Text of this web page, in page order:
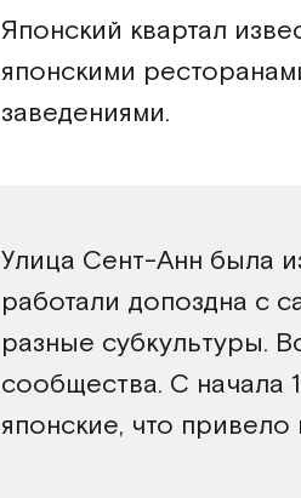
Японский квартал
японскими
заведениями.
Улица Сент-Анн была
работали допоздна с
разные субкультуры.
сообщества. С начала
японские, что